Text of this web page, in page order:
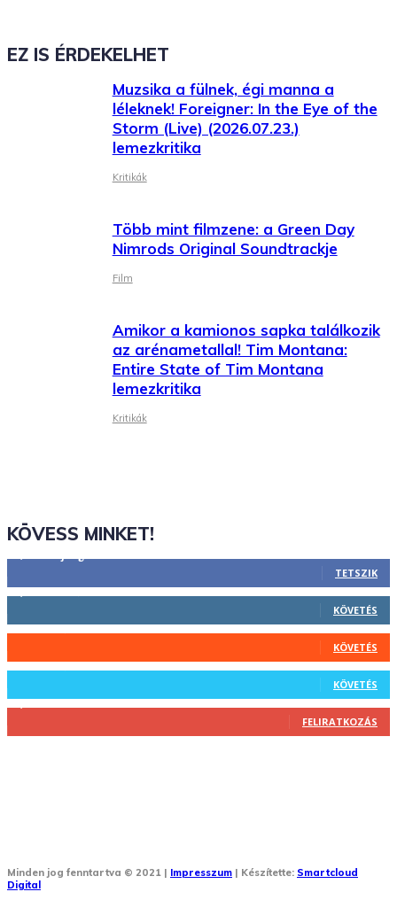
EZ IS ÉRDEKELHET
Muzsika a fülnek, égi manna a
léleknek! Foreigner: In the Eye of the
Storm (Live) (2026.07.23.)
lemezkritika
Kritikák
Több mint filmzene: a Green Day
Nimrods Original Soundtrackje
Film
Amikor a kamionos sapka találkozik
az arénametallal! Tim Montana:
Entire State of Tim Montana
lemezkritika
Kritikák
KÖVESS MINKET!
TETSZIK
KÖVETÉS
KÖVETÉS
KÖVETÉS
FELIRATKOZÁS
Minden jog fenntartva © 2021 | Impresszum | Készítette: Smartcloud
Digital